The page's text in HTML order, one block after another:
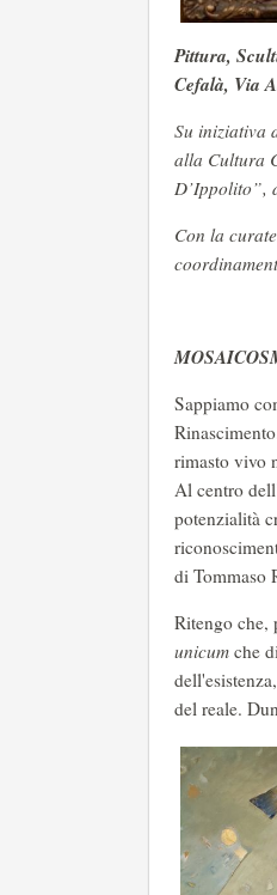
Pittura,
Cefalà, Via
Su iniziativa
alla Cultura
D’Ippolito”,
Con la
Sappiamo
rimasto vivo
Al centro
potenzialità
di Tommaso
Ritengo che,
unicum che
del reale.